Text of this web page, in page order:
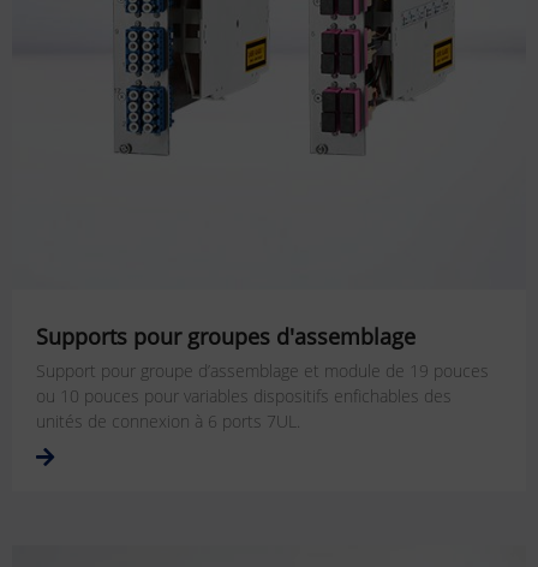
Supports pour groupes d'assemblage
Support pour groupe d’assemblage et module de 19 pouces
ou 10 pouces pour variables dispositifs enfichables des
unités de connexion à 6 ports 7UL.